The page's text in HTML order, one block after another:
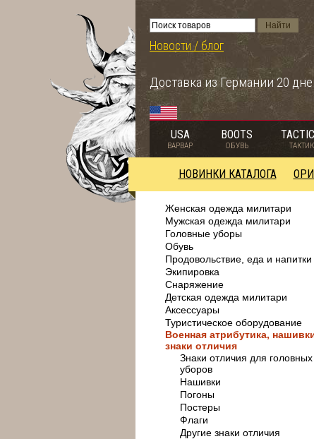
Новости / блог
Доставка из Германии 20
USA
ВАРВАР
BOOTS
ОБУВЬ
НОВИНКИ КАТАЛОГА
Женская одежда милитари
Мужская одежда милитари
Головные уборы
Обувь
Продовольствие, еда и напитки
Экипировка
Снаряжение
Детская одежда милитари
Аксессуары
Туристическое оборудование
Военная атрибутика,
знаки отличия
Знаки отличия для головных
уборов
Нашивки
Погоны
Постеры
Флаги
Другие знаки отличия